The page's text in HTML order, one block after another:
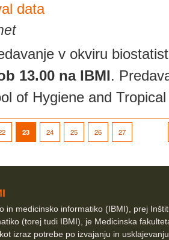
data
v okviru
13.00 na IBMI.
of Hygiene and
23 24 25 26 27
in medicinsko informatiko (IBMI), prej
(torej tudi IBMI), je Medicinska
izraz potrebe po izvajanju in